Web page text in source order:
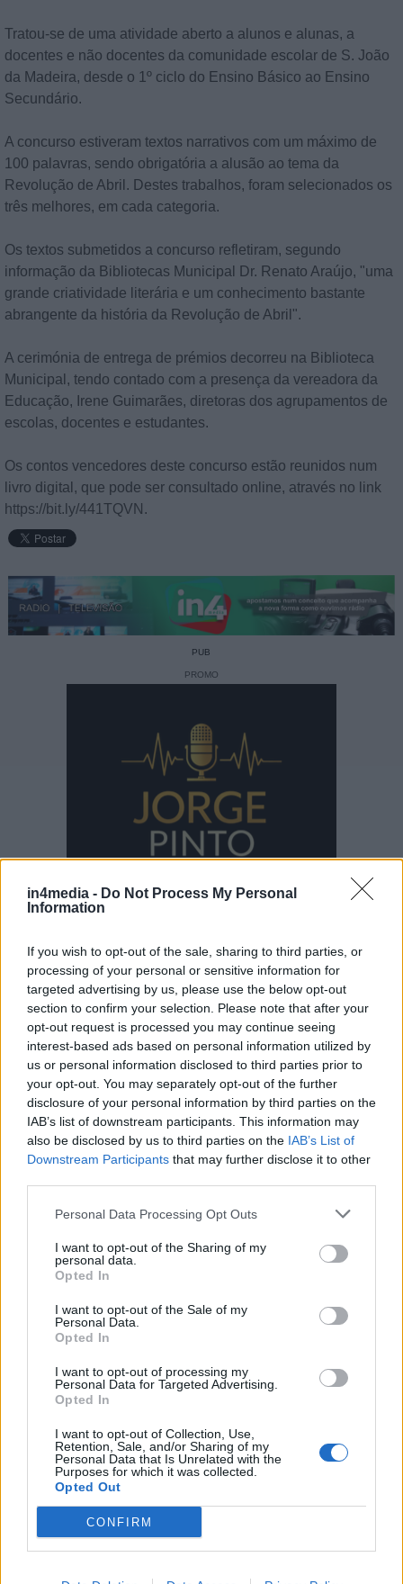
in4media - Do Not Process My Personal
Information
If you wish to opt-out of the sale, sharing to third parties, or
processing of your personal or sensitive information for
targeted advertising by us, please use the below opt-out
section to confirm your selection. Please note that after your
opt-out request is processed you may continue seeing
interest-based ads based on personal information utilized by
us or personal information disclosed to third parties prior to
your opt-out. You may separately opt-out of the further
disclosure of your personal information by third parties on the
IAB’s list of downstream participants. This information may
also be disclosed by us to third parties on the IAB’s List of
Downstream Participants that may further disclose it to other
Personal Data Processing Opt Outs
I want to opt-out of the Sharing of my
personal data.
Opted In
I want to opt-out of the Sale of my
Personal Data.
Opted In
I want to opt-out of processing my
Personal Data for Targeted Advertising.
Opted In
I want to opt-out of Collection, Use,
Retention, Sale, and/or Sharing of my
Personal Data that Is Unrelated with the
Purposes for which it was collected.
Opted Out
CONFIRM
Tratou-se de uma atividade aberto a alunos e alunas, a
docentes e não docentes da comunidade escolar de S. João
da Madeira, desde o 1º ciclo do Ensino Básico ao Ensino
Secundário.
A concurso estiveram textos narrativos com um máximo de
100 palavras, sendo obrigatória a alusão ao tema da
Revolução de Abril. Destes trabalhos, foram selecionados os
três melhores, em cada categoria.
Os textos submetidos a concurso refletiram, segundo
informação da Bibliotecas Municipal Dr. Renato Araújo, "uma
grande criatividade literária e um conhecimento bastante
abrangente da história da Revolução de Abril".
A cerimónia de entrega de prémios decorreu na Biblioteca
Municipal, tendo contado com a presença da vereadora da
Educação, Irene Guimarães, diretoras dos agrupamentos de
escolas, docentes e estudantes.
Os contos vencedores deste concurso estão reunidos num
livro digital, que pode ser consultado online, através no link
https://bit.ly/441TQVN .
PUB
PROMO
PESQUISAR
Procurar
por:
AROUCA OLIVEIRA DE AZEMÉIS OVAR REGIÃO
S. JOÃO DA MADEIRA
VALE DE CAMBRA CULTURA DESPORTO ECONOMIA